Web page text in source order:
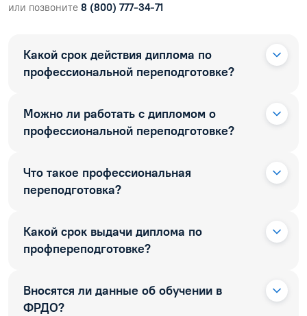
или позвоните 8 (800) 777-34-71
Какой срок действия диплома по
профессиональной переподготовке?
Можно ли работать с дипломом о
профессиональной переподготовке?
Что такое профессиональная
переподготовка?
Какой срок выдачи диплома по
профпереподготовке?
Вносятся ли данные об обучении в
ФРДО?